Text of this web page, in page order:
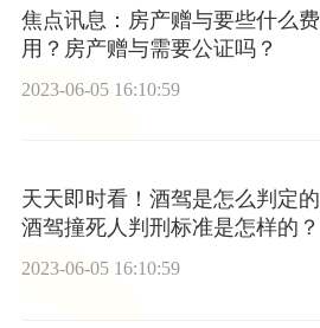
焦点讯息：房产赠与要些什么费
用？房产赠与需要公证吗？
2023-06-05 16:10:59
天天即时看！酒驾是怎么判定的
酒驾撞死人判刑标准是怎样的？
2023-06-05 16:10:59